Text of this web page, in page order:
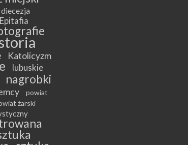
diecezja
Epitafia
Katolicyzm
lubuskie
nagrobki
powiat
żarski